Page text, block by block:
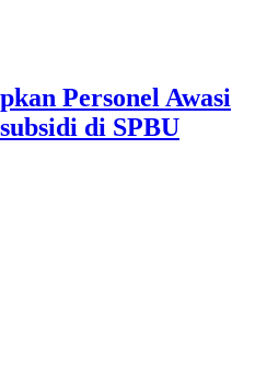
Personel Awasi
di SPBU